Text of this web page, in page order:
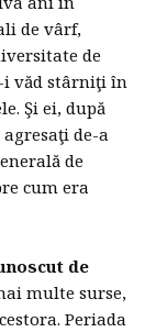
de vârf,
de
i văd stârniţi în
Şi ei, după
de-a
de
cum era
de
multe surse,
Periada